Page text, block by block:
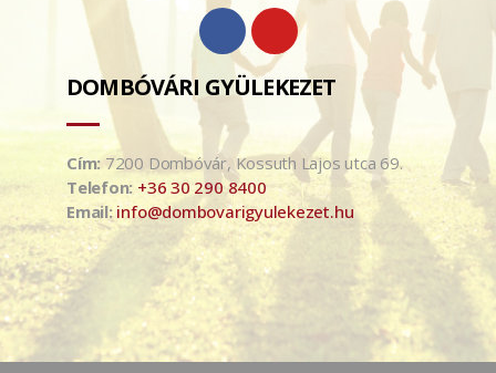
DOMBÓVÁRI GYÜLEKEZET
Cím: 7200 Dombóvár, Kossuth Lajos utca 69.
Telefon: +36 30 290 8400
Email:info@dombovarigyulekezet.hu